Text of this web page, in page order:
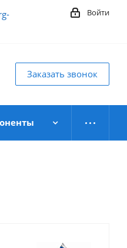
Войти
Заказать звонок